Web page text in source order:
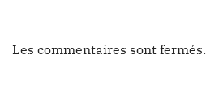
Les commentaires sont fermés.